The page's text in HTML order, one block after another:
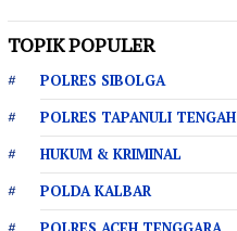
TOPIK POPULER
POLRES SIBOLGA
POLRES TAPANULI TENGAH
HUKUM & KRIMINAL
POLDA KALBAR